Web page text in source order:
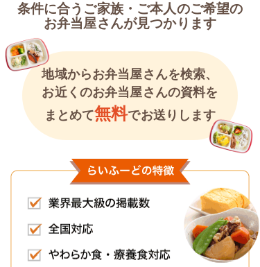
条件に合うご家族・ご本人のご希望の
お弁当屋さんが見つかります
地域からお弁当屋さんを検索、
お近くのお弁当屋さんの資料を
まとめて無料でお送りします